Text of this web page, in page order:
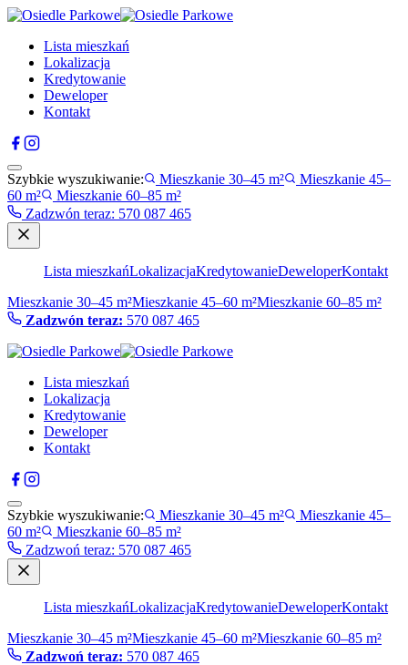
Lista mieszkań
Lokalizacja
Kredytowanie
Deweloper
Kontakt
Szybkie wyszukiwanie: Mieszkanie 30–45 m²
Mieszkanie 45–
60 m²
Mieszkanie 60–85 m²
Zadzwón teraz: 570 087 465
Lista mieszkańLokalizacjaKredytowanieDeweloperKontakt
Mieszkanie 30–45 m²Mieszkanie 45–60 m²Mieszkanie 60–85 m²
Zadzwón teraz: 570 087 465
Lista mieszkań
Lokalizacja
Kredytowanie
Deweloper
Kontakt
Szybkie wyszukiwanie: Mieszkanie 30–45 m²
Mieszkanie 45–
60 m²
Mieszkanie 60–85 m²
Zadzwoń teraz: 570 087 465
Lista mieszkańLokalizacjaKredytowanieDeweloperKontakt
Mieszkanie 30–45 m²Mieszkanie 45–60 m²Mieszkanie 60–85 m²
Zadzwoń teraz: 570 087 465